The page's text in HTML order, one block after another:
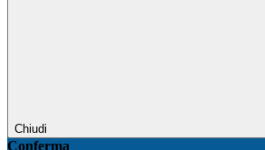
Chiudi
Conferma